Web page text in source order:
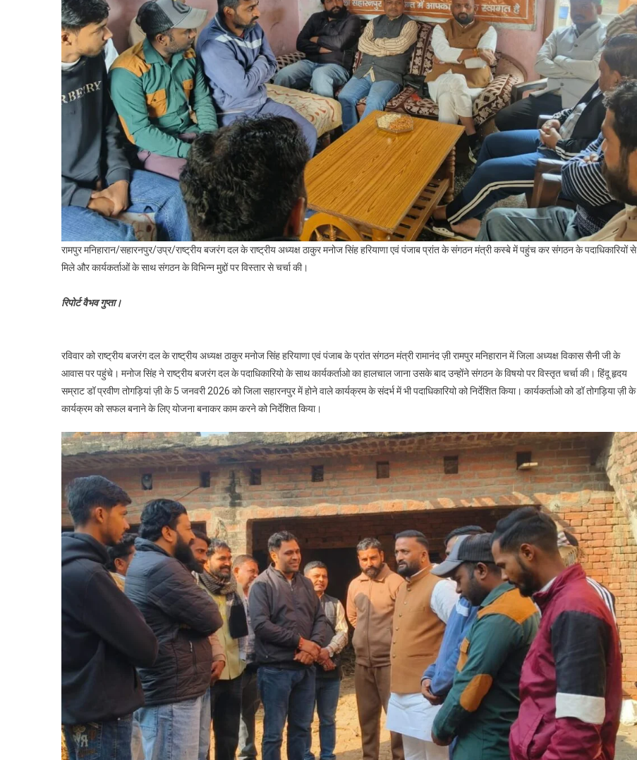
रामपुर मनिहारान/सहारनपुर/उप्र/राष्ट्रीय बजरंग दल के राष्ट्रीय अध्यक्ष ठाकुर मनोज सिंह हरियाणा एवं पंजाब प्रांत के संगठन मंत्री कस्बे में पहुंच कर संगठन के पदाधिकारियों से
मिले और कार्यकर्ताओं के साथ संगठन के विभिन्न मुद्दों पर विस्तार से चर्चा की।
रिपोर्ट वैभव गुप्ता।
रविवार को राष्ट्रीय बजरंग दल के राष्ट्रीय अध्यक्ष ठाकुर मनोज सिंह हरियाणा एवं पंजाब के प्रांत संगठन मंत्री रामानंद ज़ी रामपुर मनिहारान में जिला अध्यक्ष विकास सैनी जी के
आवास पर पहुंचे। मनोज सिंह ने राष्ट्रीय बजरंग दल के पदाधिकारियो के साथ कार्यकर्ताओ का हालचाल जाना उसके बाद उन्होंने संगठन के विषयो पर विस्तृत चर्चा की। हिंदू हृदय
सम्राट डॉ प्रवीण तोगड़ियां ज़ी के 5 जनवरी 2026 को जिला सहारनपुर में होने वाले कार्यक्रम के संदर्भ में भी पदाधिकारियो को निर्देशित किया। कार्यकर्ताओ को डॉ तोगड़िया ज़ी के
कार्यक्रम को सफल बनाने के लिए योजना बनाकर काम करने को निर्देशित किया।